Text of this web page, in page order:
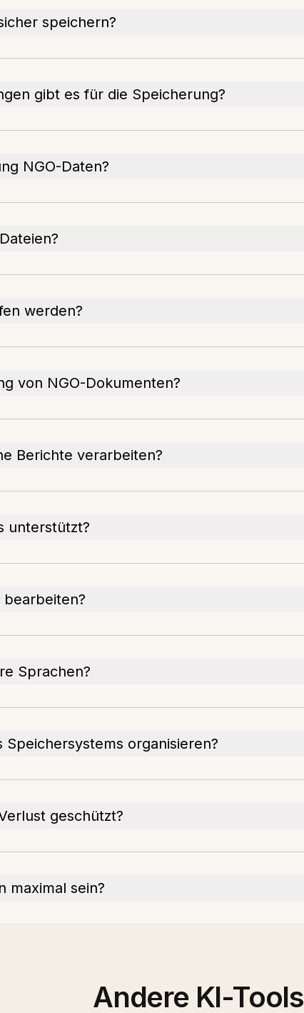
speichern?
gibt es für die Speicherung?
NGO-Daten?
werden?
von NGO-Dokumenten?
Berichte verarbeiten?
unterstützt?
Sprachen?
organisieren?
geschützt?
maximal sein?
Andere KI-Tools